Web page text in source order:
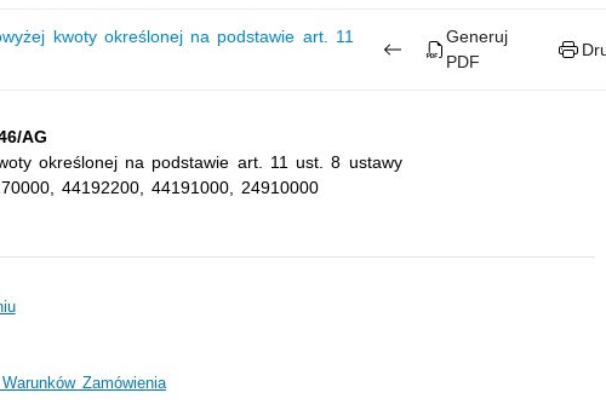
kwoty określonej na podstawie art. 11
Generuj
PDF
AG
określonej na podstawie art. 11 ust. 8 ustawy
44192200, 44191000, 24910000
Zamówienia